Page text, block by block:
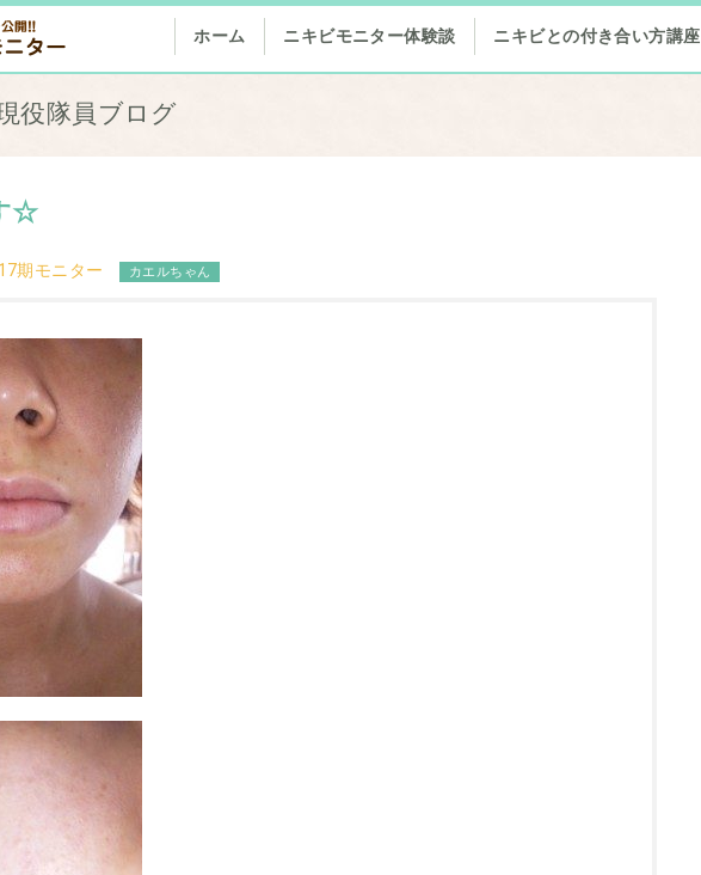
ホーム ニキビモニター体験談 ニキビとの付き合い方講座
役隊員ブログ
☆
期モニター カエルちゃん